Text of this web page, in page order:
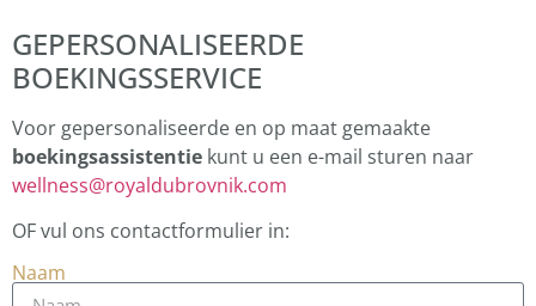
GEPERSONALISEERDE
BOEKINGSSERVICE
Voor gepersonaliseerde en op maat gemaakte
boekingsassistentie kunt u een e-mail sturen naar
wellness@royaldubrovnik.com
OF vul ons contactformulier in:
Naam